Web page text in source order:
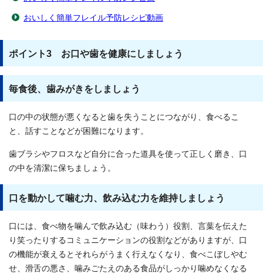
おいしく簡単フレイル予防レシピ動画
ポイント3 お口や歯を健康にしましょう
毎食後、歯みがきをしましょう
口の中の状態が悪くなると歯を失うことにつながり、食べるこ
と、話すことなどが困難になります。
歯ブラシやフロスなど自分に合った道具を使って正しく磨き、口
の中を清潔に保ちましょう。
口を動かして噛む力、飲み込む力を維持しましょう
口には、食べ物を噛んで飲み込む（味わう）役割、言葉を伝えた
り笑ったりするコミュニケーションの役割などがありますが、口
の機能が衰えるとそれらがうまく行えなくなり、食べこぼしやむ
せ、滑舌の悪さ、噛みごたえのある食品がしっかり噛めなくなる